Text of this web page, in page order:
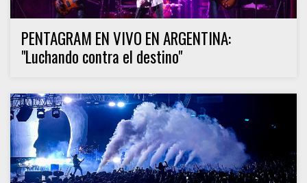
PENTAGRAM EN VIVO EN ARGENTINA:
"Luchando contra el destino"